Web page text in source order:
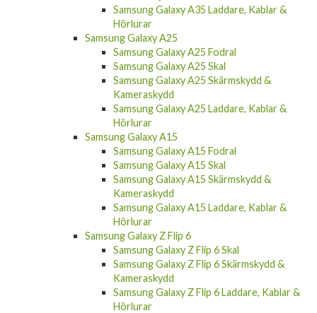
Samsung Galaxy A35 Laddare, Kablar &
Hörlurar
Samsung Galaxy A25
Samsung Galaxy A25 Fodral
Samsung Galaxy A25 Skal
Samsung Galaxy A25 Skärmskydd &
Kameraskydd
Samsung Galaxy A25 Laddare, Kablar &
Hörlurar
Samsung Galaxy A15
Samsung Galaxy A15 Fodral
Samsung Galaxy A15 Skal
Samsung Galaxy A15 Skärmskydd &
Kameraskydd
Samsung Galaxy A15 Laddare, Kablar &
Hörlurar
Samsung Galaxy Z Flip 6
Samsung Galaxy Z Flip 6 Skal
Samsung Galaxy Z Flip 6 Skärmskydd &
Kameraskydd
Samsung Galaxy Z Flip 6 Laddare, Kablar &
Hörlurar